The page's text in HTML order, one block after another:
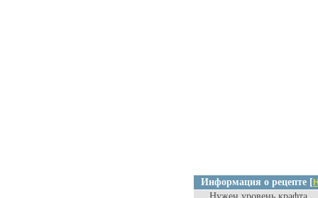
Информация о рецепте [